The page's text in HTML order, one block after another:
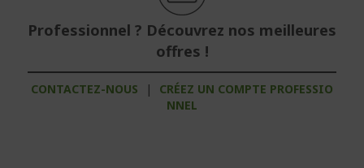
Professionnel ? Découvrez nos meilleures
offres !
CONTACTEZ-NOUS |
CRÉEZ UN COMPTE PROFESSIO
NNEL